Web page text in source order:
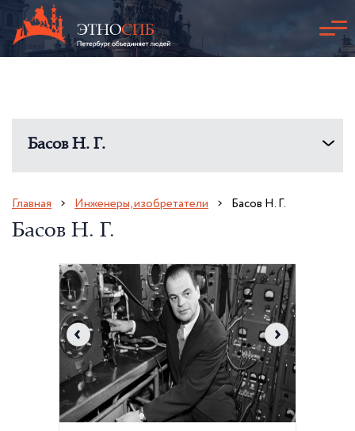
Басов Н. Г.
Главная Инженеры, изобретатели Басов Н. Г.
Басов Н. Г.